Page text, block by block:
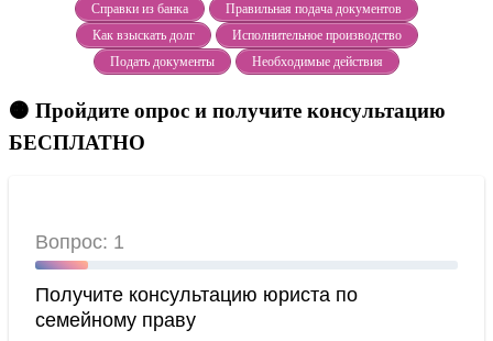
Справки из банка
Правильная подача документов
Как взыскать долг
Исполнительное производство
Подать документы
Необходимые действия
🟠 Пройдите опрос и получите консультацию
БЕСПЛАТНО